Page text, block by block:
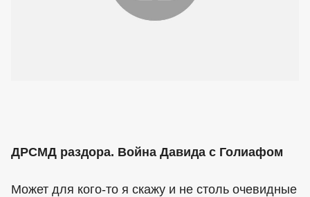
ДРСМД раздора. Война Давида с Голиафом
Может для кого-то я скажу и не столь очевидные